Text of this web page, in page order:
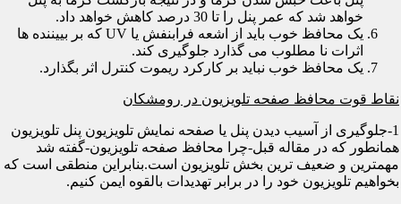
خواهد شد که عمر پنل را تا 30 درصد کاهش خواهد داد.
یک محافظ خوب باید از اشعه فرابنفش یا UV که بر بییننده ها
اثرات نا مطلوب می گذارد جلوگیری کند.
یک محافظ خوب نباید بر کارکرد ریموت کنترل اثر بگذارد.
نقاط قوت محافظ صفحه تلویزیون در رومشکان
1-جلوگیری از آسیب دیدن پنل یا صفحه نمایش تلویزیون پنل تلویزیون
همانطور که در مقاله قبل-چرا محافظ صفحه تلویزیون-گفته شد
مهمترین و ضعیف ترین بخش تلویزیون است.بنابراین منطقی است که
بخواهیم تلویزیون خود را در برابر تهدیدات بالقوه ایمن کنیم.